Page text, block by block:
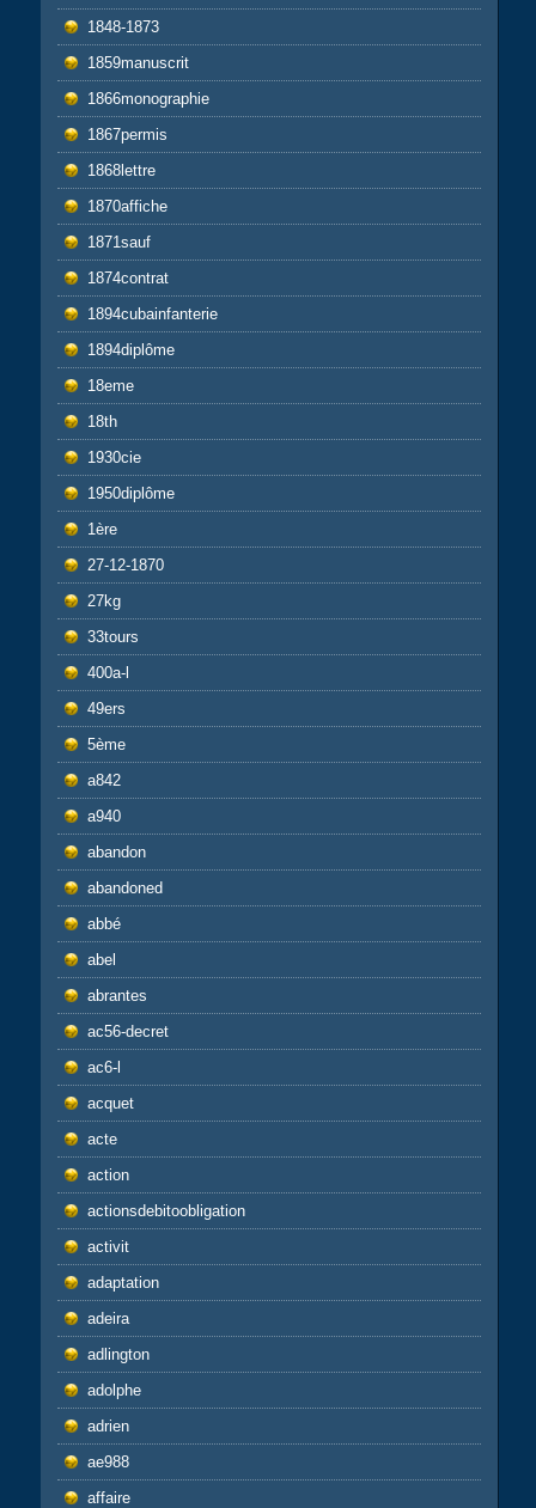
1848-1873
1859manuscrit
1866monographie
1867permis
1868lettre
1870affiche
1871sauf
1874contrat
1894cubainfanterie
1894diplôme
18eme
18th
1930cie
1950diplôme
1ère
27-12-1870
27kg
33tours
400a-l
49ers
5ème
a842
a940
abandon
abandoned
abbé
abel
abrantes
ac56-decret
ac6-l
acquet
acte
action
actionsdebitoobligation
activit
adaptation
adeira
adlington
adolphe
adrien
ae988
affaire